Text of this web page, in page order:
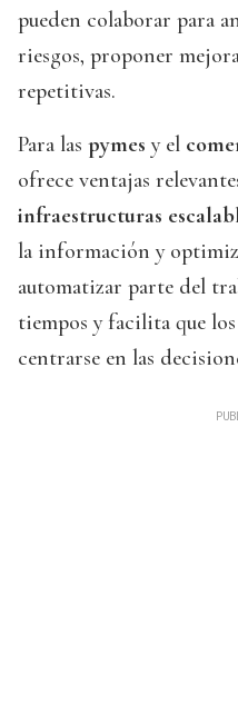
pueden colaborar para
riesgos, proponer
repetitivas.
Para las pymes y el
ofrece ventajas
infraestructuras
la información y
automatizar parte del
tiempos y facilita que
centrarse en las